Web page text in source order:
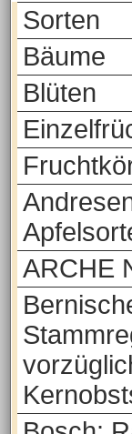
Sorten
Bäume
Blüten
ARCHE